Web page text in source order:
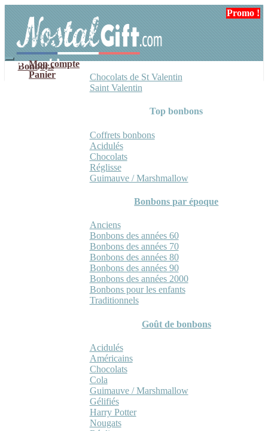
navigation
contenu
Mon compte
Panier
Bonbons
Chocolats de St Valentin
Saint Valentin
Top bonbons
Coffrets bonbons
Acidulés
Chocolats
Réglisse
Guimauve / Marshmallow
Bonbons par époque
Anciens
Bonbons des années 60
Bonbons des années 70
Bonbons des années 80
Bonbons des années 90
Bonbons des années 2000
Bonbons pour les enfants
Traditionnels
Goût de bonbons
Acidulés
Américains
Chocolats
Cola
Guimauve / Marshmallow
Gélifiés
Harry Potter
Nougats
Promo !